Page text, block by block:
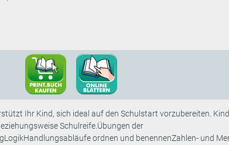
Ihr Kind, sich ideal auf den Schulstart vorzubereiten.
Schulreife.Übungen der
ordnen und benennenZahlen- und